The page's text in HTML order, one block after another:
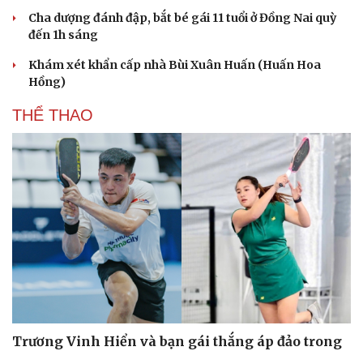
Cha dượng đánh đập, bắt bé gái 11 tuổi ở Đồng Nai quỳ
đến 1h sáng
Khám xét khẩn cấp nhà Bùi Xuân Huấn (Huấn Hoa
Hồng)
THỂ THAO
Trương Vinh Hiển và bạn gái thắng áp đảo trong